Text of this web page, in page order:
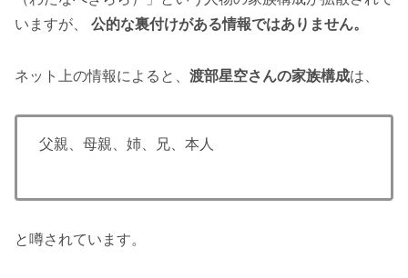
いますが、 公的な裏付けがある情報ではありません。
ネット上の情報によると、 渡部星空さんの家族構成は、
父親、母親、姉、兄、本人
と噂されています。